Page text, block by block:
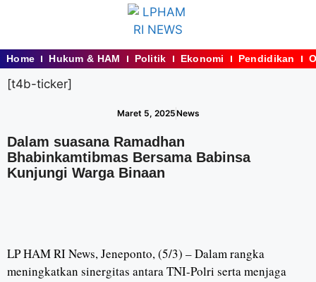
Home Hukum & HAM Politik Ekonomi Pendidikan
[t4b-ticker]
Maret 5, 2025News
Dalam suasana Ramadhan
Bhabinkamtibmas Bersama Babinsa
Kunjungi Warga Binaan
LP HAM RI News, Jeneponto, (5/3) – Dalam rangka
meningkatkan sinergitas antara TNI-Polri serta menjaga